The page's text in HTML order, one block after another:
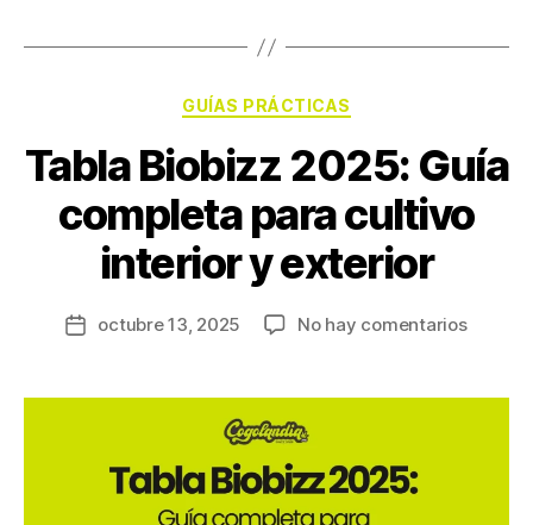
GUÍAS PRÁCTICAS
Tabla Biobizz 2025: Guía
completa para cultivo
interior y exterior
octubre 13, 2025 No hay comentarios